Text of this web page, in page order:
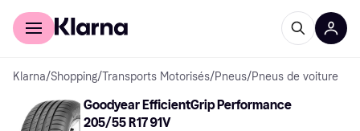
Acheter avec Klarna
Klarna/Shopping/Transports Motorisés/Pneus/Pneus de voiture
Goodyear EfficientGrip Performance
205/55 R17 91V